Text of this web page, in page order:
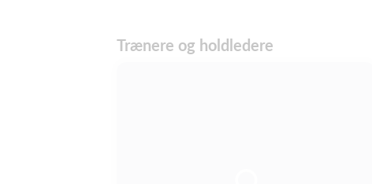
Trænere og holdledere